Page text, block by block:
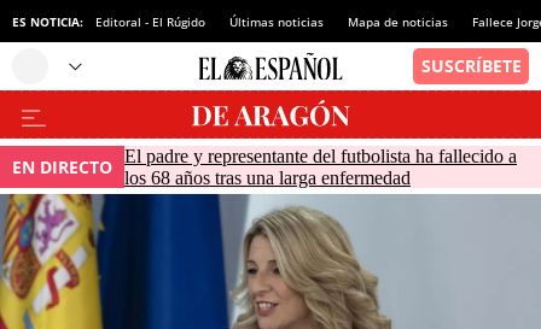
ES NOTICIA: Editoral - El Rúgido Últimas noticias Mapa de noticias Fallece
EN DIRECTO El padre y representante del futbolista ha fallecido a
los 68 años tras una larga enfermedad